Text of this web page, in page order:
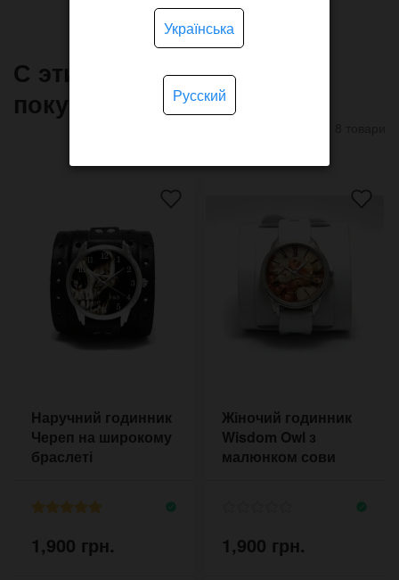
С этим товаром часто
покупают
Наручний годинник
Череп на широкому
браслеті
1,900 грн.
Жіночий годинник
Wisdom Owl з
малюнком сови
1,900 грн.
Українська
Русский